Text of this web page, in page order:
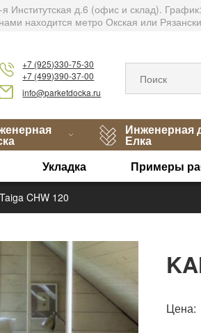
я Институтская д.6 (офис и склад).
находится метро Окская или
+7 (925)330-75-30
+7 (499)390-37-00
info@parketdocka.ru
Инженерная
Елка
Укладка Примеры
Taiga CHW 120
Цена: